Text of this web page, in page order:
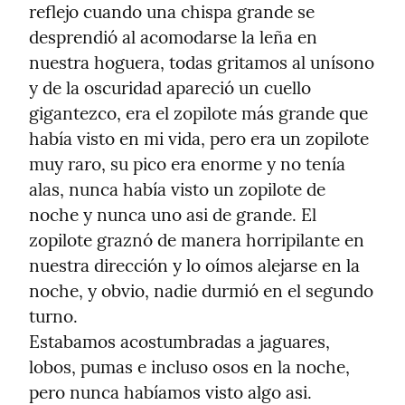
reflejo cuando una chispa grande se
desprendió al acomodarse la leña en
nuestra hoguera, todas gritamos al unísono
y de la oscuridad apareció un cuello
gigantezco, era el zopilote más grande que
había visto en mi vida, pero era un zopilote
muy raro, su pico era enorme y no tenía
alas, nunca había visto un zopilote de
noche y nunca uno asi de grande. El
zopilote graznó de manera horripilante en
nuestra dirección y lo oímos alejarse en la
noche, y obvio, nadie durmió en el segundo
turno.
Estabamos acostumbradas a jaguares,
lobos, pumas e incluso osos en la noche,
pero nunca habíamos visto algo asi.